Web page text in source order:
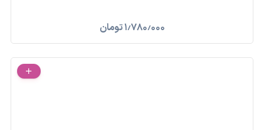
۱٫۷۸۰٫۰۰۰تومان